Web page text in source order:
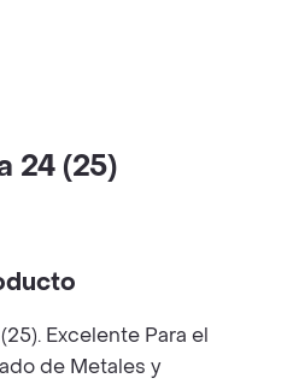
24 (25)
Excelente Para el
de Metales y